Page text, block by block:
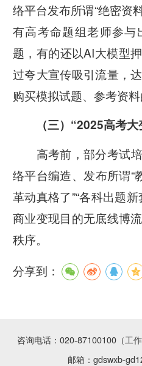
络平台发布所谓“绝密资
有高考命题组老师参与
题，有的还以AI大模型
过夸大宣传吸引流量，
购买模拟试题、参考资料
（三）“2025高考
高考前，部分考试
络平台编造、发布所谓“
革动真格了”“各科出题
商业变现目的无底线博
秩序。
分享到：
咨询电话：020-87100100（工
邮箱：gdswxb-